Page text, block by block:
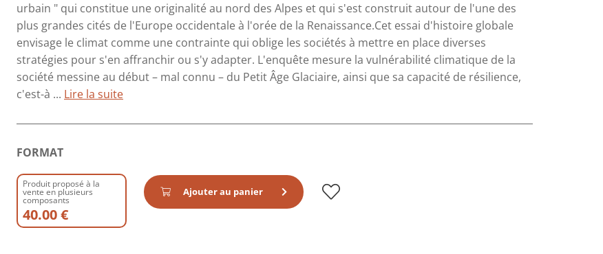
urbain " qui constitue une originalité au nord des Alpes et qui s'est construit autour de l'une des
plus grandes cités de l'Europe occidentale à l'orée de la Renaissance.Cet essai d'histoire globale
envisage le climat comme une contrainte qui oblige les sociétés à mettre en place diverses
stratégies pour s'en affranchir ou s'y adapter. L'enquête mesure la vulnérabilité climatique de la
société messine au début – mal connu – du Petit Âge Glaciaire, ainsi que sa capacité de résilience,
c'est-à ... Lire la suite
FORMAT
Produit proposé à la
vente en plusieurs
composants
40.00 €
Ajouter au panier